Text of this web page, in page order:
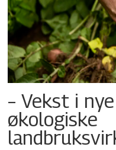
– Vekst i
økologiske